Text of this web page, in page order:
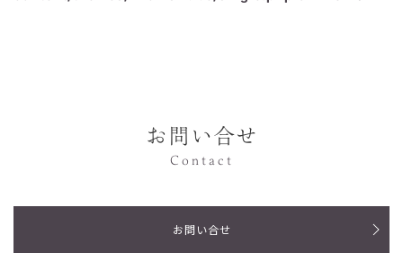
お問い合せ
Contact
お問い合せ